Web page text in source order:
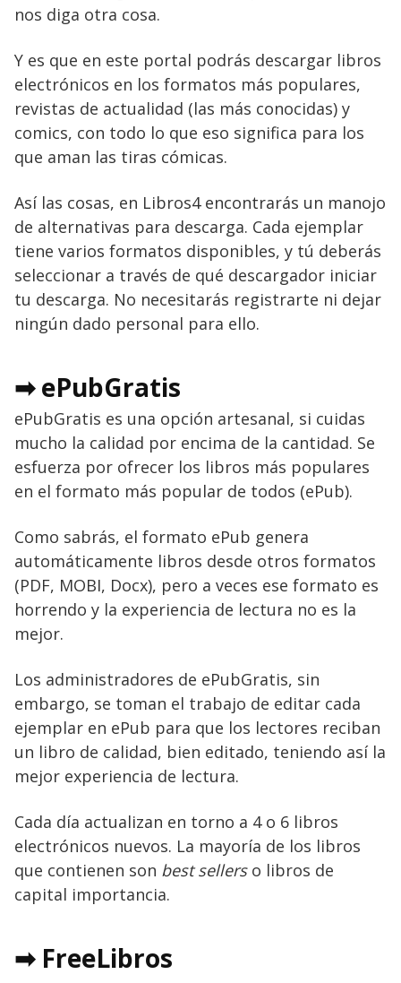
nos diga otra cosa.
Y es que en este portal podrás descargar libros
electrónicos en los formatos más populares,
revistas de actualidad (las más conocidas) y
comics, con todo lo que eso significa para los
que aman las tiras cómicas.
Así las cosas, en Libros4 encontrarás un manojo
de alternativas para descarga. Cada ejemplar
tiene varios formatos disponibles, y tú deberás
seleccionar a través de qué descargador iniciar
tu descarga. No necesitarás registrarte ni dejar
ningún dado personal para ello.
➡ ePubGratis
ePubGratis es una opción artesanal, si cuidas
mucho la calidad por encima de la cantidad. Se
esfuerza por ofrecer los libros más populares
en el formato más popular de todos (ePub).
Como sabrás, el formato ePub genera
automáticamente libros desde otros formatos
(PDF, MOBI, Docx), pero a veces ese formato es
horrendo y la experiencia de lectura no es la
mejor.
Los administradores de ePubGratis, sin
embargo, se toman el trabajo de editar cada
ejemplar en ePub para que los lectores reciban
un libro de calidad, bien editado, teniendo así la
mejor experiencia de lectura.
Cada día actualizan en torno a 4 o 6 libros
electrónicos nuevos. La mayoría de los libros
que contienen son best sellerso libros de
capital importancia.
➡ FreeLibros